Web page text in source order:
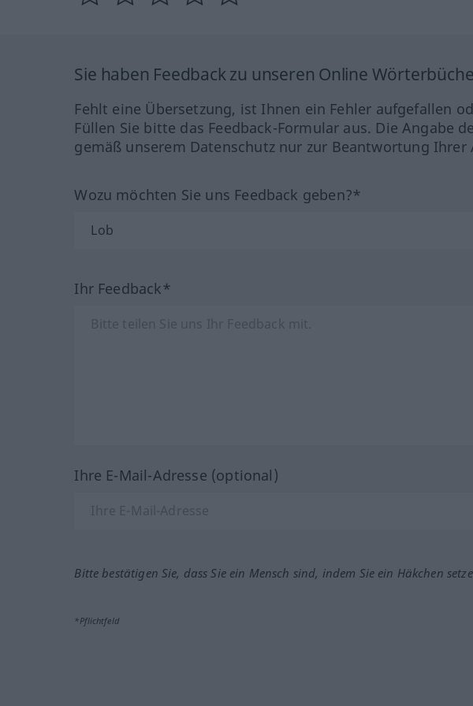
Sie haben Feedback zu unseren Online
Fehlt eine Übersetzung, ist Ihnen ein Fehler aufgefallen
Füllen Sie bitte das Feedback-Formular aus. Die Angabe
gemäß unserem Datenschutz nur zur Beantwortung Ihrer
Wozu möchten Sie uns Feedback geben?*
Ihr Feedback*
Ihre E-Mail-Adresse (optional)
Bitte bestätigen Sie, dass Sie ein Mensch sind, indem Sie ein Häkchen
*Pflichtfeld